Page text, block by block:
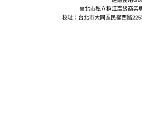
臺北市私立稻江高級商業
校址：台北市大同區民權西路